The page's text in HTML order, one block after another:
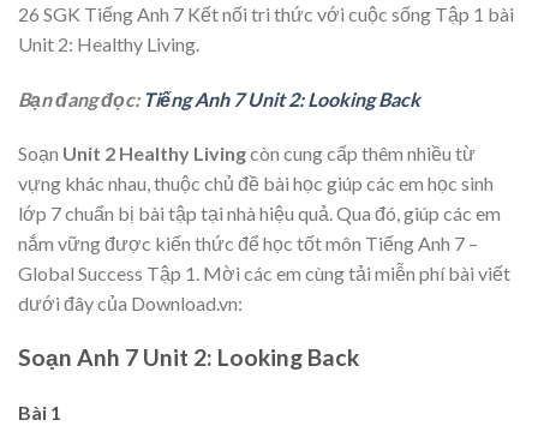
26 SGK Tiếng Anh 7 Kết nối tri thức với cuộc sống Tập 1 bài
Unit 2: Healthy Living.
Bạn đang đọc: Tiếng Anh 7 Unit 2: Looking Back
Soạn Unit 2 Healthy Livingcòn cung cấp thêm nhiều từ
vựng khác nhau, thuộc chủ đề bài học giúp các em học sinh
lớp 7 chuẩn bị bài tập tại nhà hiệu quả. Qua đó, giúp các em
nắm vững được kiến thức để học tốt môn Tiếng Anh 7 –
Global Success Tập 1. Mời các em cùng tải miễn phí bài viết
dưới đây của Download.vn:
Soạn Anh 7 Unit 2: Looking Back
Bài 1